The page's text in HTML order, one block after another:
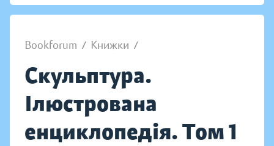
Bookforum / Книжки /
Скульптура.
Ілюстрована
енциклопедія. Том 1